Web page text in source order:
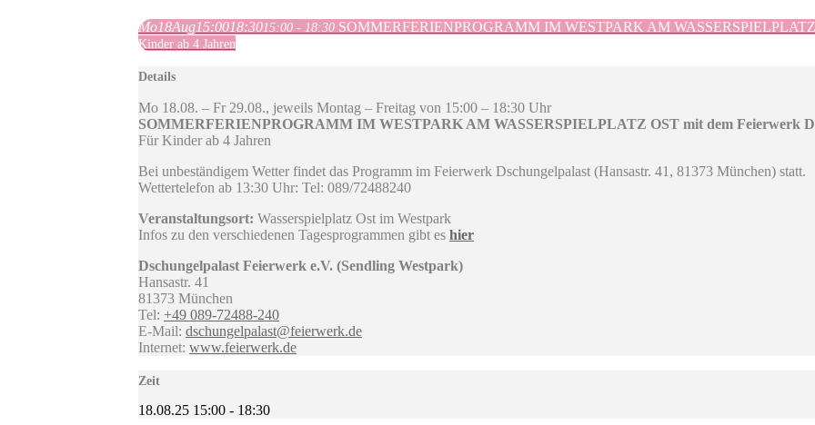
Mo18Aug15:0018:3015:00 - 18:30 SOMMERFERIENPROGRAMM IM WESTPARK AM WASSERSPIELPLATZ
Kinder ab 4 Jahren
Details
Mo 18.08. – Fr 29.08., jeweils Montag – Freitag von 15:00 – 18:30 Uhr
SOMMERFERIENPROGRAMM IM WESTPARK AM WASSERSPIELPLATZ OST mit dem Feierwerk
Für Kinder ab 4 Jahren
Bei unbeständigem Wetter findet das Programm im Feierwerk Dschungelpalast (Hansastr. 41, 81373 München) statt.
Wettertelefon ab 13:30 Uhr: Tel: 089/72488240
Veranstaltungsort: Wasserspielplatz Ost im Westpark
Infos zu den verschiedenen Tagesprogrammen gibt es hier
Dschungelpalast Feierwerk e.V. (Sendling Westpark)
Hansastr. 41
81373 München
Tel: +49 089-72488-240
E-Mail: dschungelpalast@feierwerk.de
Internet: www.feierwerk.de
Zeit
18.08.25 15:00 - 18:30